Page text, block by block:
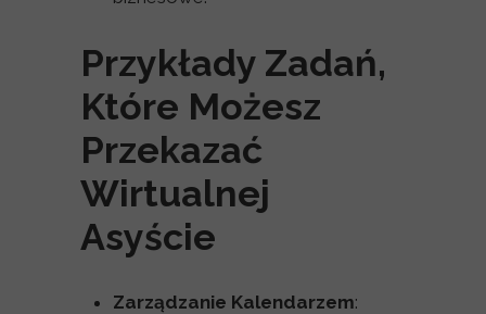
Przykłady Zadań,
Które Możesz
Przekazać
Wirtualnej
Asyście
Zarządzanie Kalendarzem: